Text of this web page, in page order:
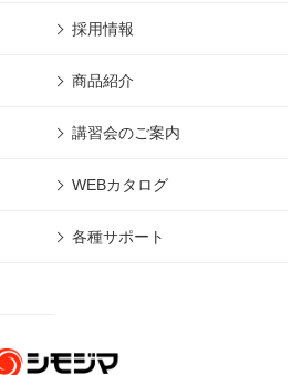
採用情報
商品紹介
講習会のご案内
WEBカタログ
各種サポート